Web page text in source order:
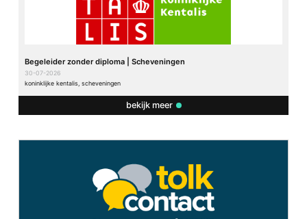
Begeleider zonder diploma | Scheveningen
30-07-2026
koninklijke kentalis, scheveningen
bekijk meer